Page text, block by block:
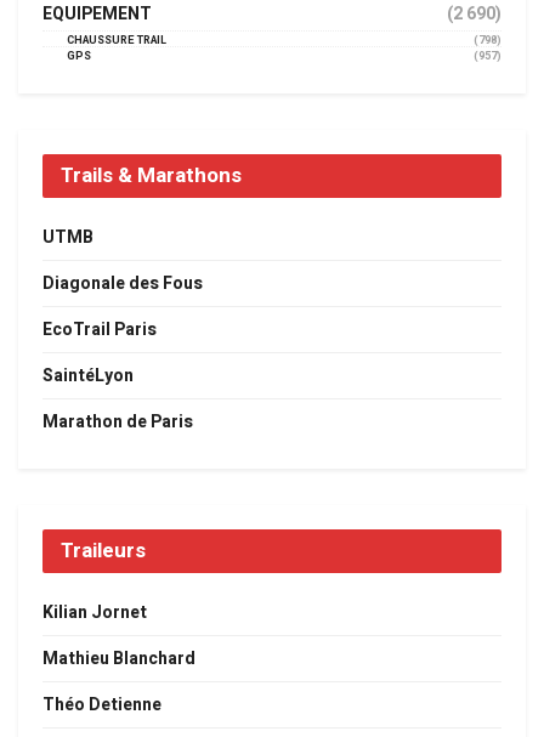
EQUIPEMENT (2 690)
CHAUSSURE TRAIL
(798)
GPS
(957)
Trails & Marathons
UTMB
Diagonale des Fous
EcoTrail Paris
SaintéLyon
Marathon de Paris
Traileurs
Kilian Jornet
Mathieu Blanchard
Théo Detienne